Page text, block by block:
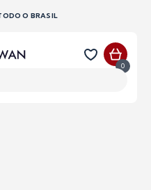
LOJISTAS, SOLICITE
0